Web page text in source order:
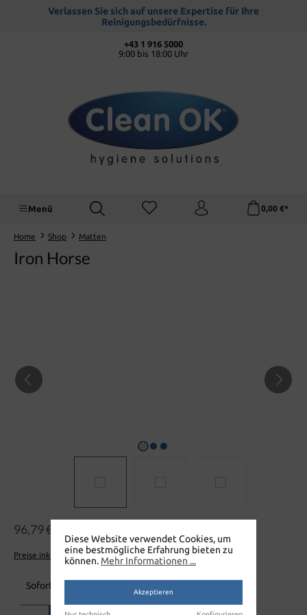
springenVerlassen Sie sich auf unsere Expertise für Ihre
Reinigungsbedürfnisse.
+43 1 916 5000
9:00 bis 18:00 Uhr
Menü 0,00 €*
Home Shop Matten
Iron Horse
96,79 €
Preise inkl. MwSt. zzgl. Versandkosten
Sofort verfügbar, Lieferzeit: 1-2 Wochen
Produkt Anzahl: Gib den gewünschten Wert ein oder benutze die
Diese Website verwendet Cookies, um
eine bestmögliche Erfahrung bieten zu
können. Mehr Informationen ...
Akzeptieren